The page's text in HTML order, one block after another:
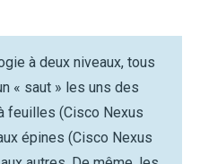
à deux niveaux, tous
« saut » les uns des
feuilles (Cisco Nexus
épines (Cisco Nexus